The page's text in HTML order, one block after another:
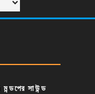
সাউন্ড